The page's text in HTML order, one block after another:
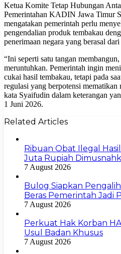
Ketua Komite Tetap Hubungan
Pemerintahan KADIN Jawa Timur
mengatakan pemerintah perlu
pengendalian produk tembakau
penerimaan negara yang berasal
“Ini seperti satu tangan
meruntuhkan. Pemerintah ingin
cukai hasil tembakau, tetapi pada
regulasi yang berpotensi
kata Syaifudin dalam keterangan
1 Juni 2026.
Related Articles
Ribuan Obat Ilegal
Juta Rupiah
7 August 2026
Bulog Siapkan
Beras Pemerintah Jadi
7 August 2026
Perkuat Hak Korban
Usul Badan Khusus
7 August 2026